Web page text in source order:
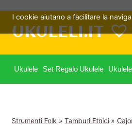
contenuto
UKULELI.IT
Ukulele Set Regalo Ukulele
Strumenti Folk » Tamburi Etnici »
I cookie aiutano a facilitare la